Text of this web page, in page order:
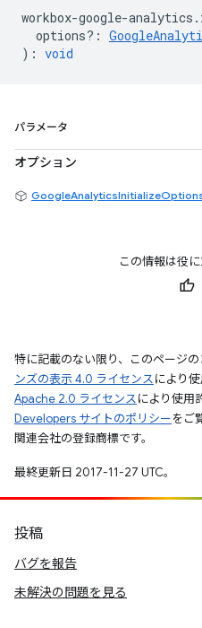
workbox-google-analytics .
options? :
) : void
パラメータ
オプション
この情報は役
特に記載のない限り、このページ
ンズの表示 4.0 ライセンスにより
Apache 2.0 ライセンスにより使用
Developers サイトのポリシーをご
関連会社の登録商標です。
最終更新日 2017-11-27 UTC。
投稿
バグを報告
未解決の問題を見る